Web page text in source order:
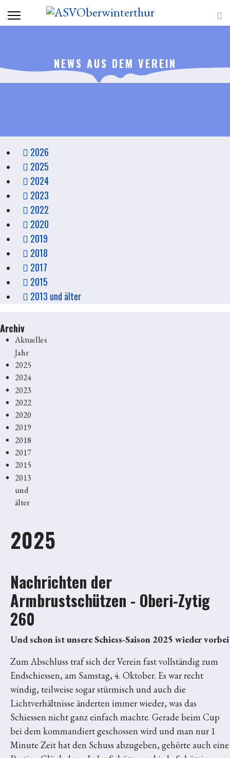
NEWS AUS DEM VEREIN
2026
2025
2024
2023
2022
2020
2019
2018
2017
2015
2013 und älter
Archiv
Aktuelles
Jahr
2025
2024
2023
2022
2020
2019
2018
2017
2015
2013
und
älter
2025
Nachrichten der
Armbrustschützen - Oberi-Zytig
260
Und schon ist unsere Schiess-Saison 2025 wieder vorbei
Zum Abschluss traf sich der Verein fast vollständig zum
Endschiessen, am Samstag, 4. Oktober. Es war recht
windig, teilweise sogar stürmisch und auch die
Lichtverhältnisse änderten immer wieder, was das
Schiessen nicht ganz einfach machte. Gerade beim Cup
bei dem kommandiert geschossen wird und man nur 1
Minute Zeit hat den Schuss abzugeben, gehörte auch eine